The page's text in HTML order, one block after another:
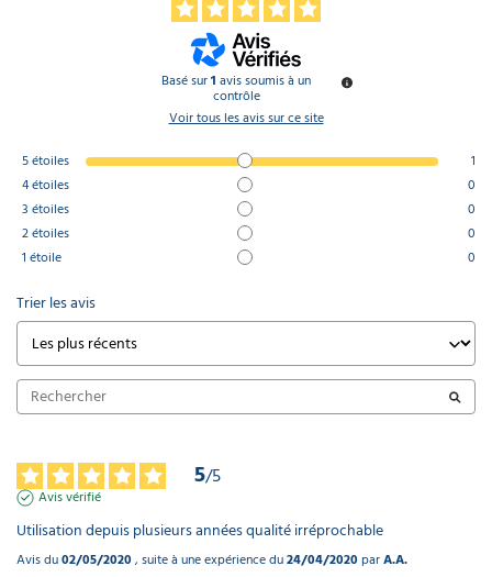
Basé sur1 avis soumis à un
contrôle
Voir tous les avis sur ce site
5étoiles
1
4étoiles
0
3 étoiles
0
2étoiles
0
1 étoile 0
Trier les avis
5/5
Avis vérifié
Utilisation depuis plusieurs années qualité irréprochable
Avis du02/05/2020 , suite à une expérience du24/04/2020 parA.A.